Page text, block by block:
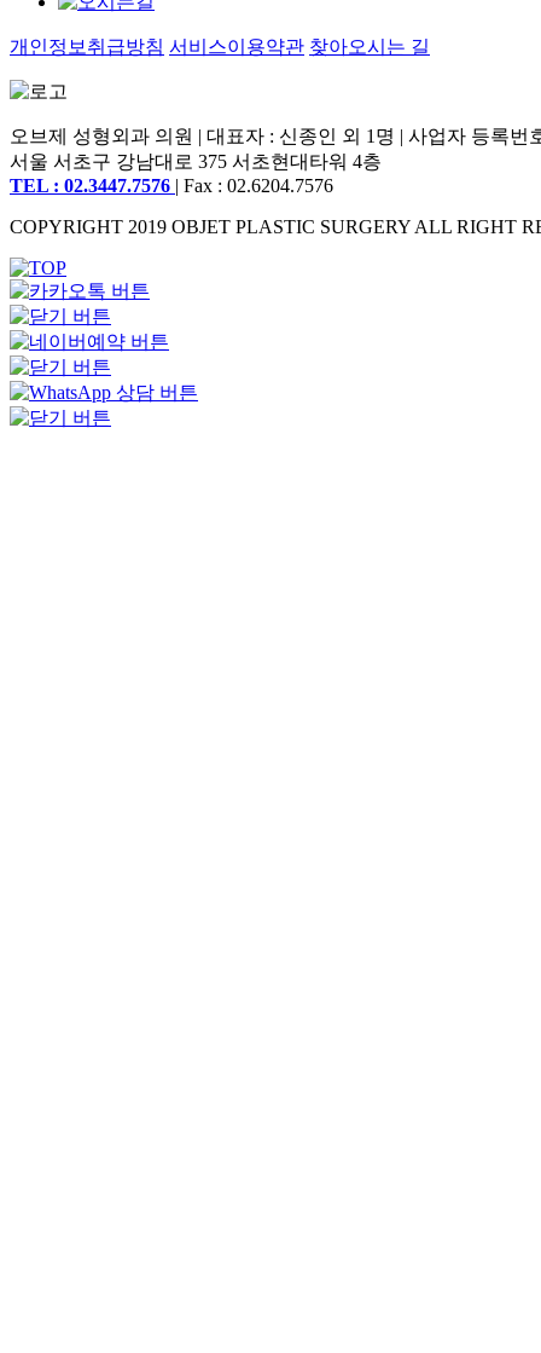
개인정보취급방침 서비스이용약관 찾아오시는 길
오브제 성형외과 의원 | 대표자 : 신종인 외 1명 | 사업자 등록번
서울 서초구 강남대로 375 서초현대타워 4층
TEL : 02.3447.7576 | Fax : 02.6204.7576
COPYRIGHT 2019 OBJET PLASTIC SURGERY ALL RIGHT